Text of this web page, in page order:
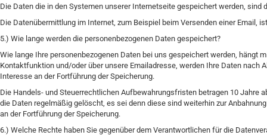
Die Daten die in den Systemen unserer Internetseite gespeichert werden,
Die Datenübermittlung im Internet, zum Beispiel beim Versenden einer
5.) Wie lange werden die personenbezogenen Daten gespeichert?
Wie lange Ihre personenbezogenen Daten bei uns gespeichert werden,
Kontaktfunktion und/oder über unsere Emailadresse, werden Ihre Daten
Interesse an der Fortführung der Speicherung.
Die Handels- und Steuerrechtlichen Aufbewahrungsfristen betragen 10 Jahre
die Daten regelmäßig gelöscht, es sei denn diese sind weiterhin zur
an der Fortführung der Speicherung.
6.) Welche Rechte haben Sie gegenüber dem Verantwortlichen für die